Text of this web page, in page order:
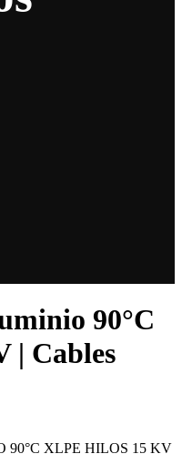
90°C
| Cables
XLPE HILOS 15 KV